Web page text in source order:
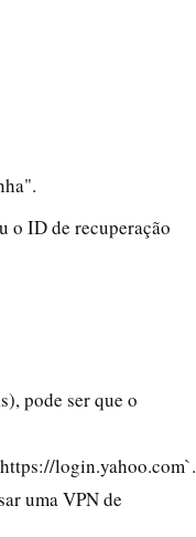
o ID de recuperação
pode ser que o
login.yahoo.com`.
uma VPN de